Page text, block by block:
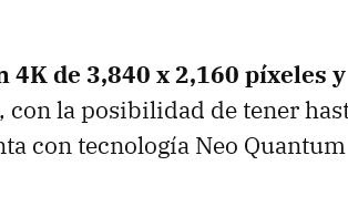
4Kde 3,840 x 2,160 píxeles y
, con la posibilidad de tener
con tecnología Neo Quantum